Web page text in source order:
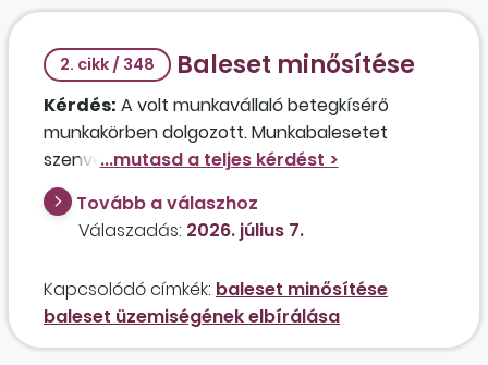
2. cikk / 348 Baleset minősítése
Kérdés: A volt munkavállaló betegkísérő
munkakörben dolgozott. Munkabalesetet
szenvedett egy beteg megemelésekor. Az
egészségkárosodás
balesetet a foglalkoztató utólag jelentette be,
ezt követően értesült a kifizetőhely a
elismerésre került. A háziorvos „8”-as
keresőképtelenségi kóddal állította ki az
igazolásokat, közben a munkavállaló orvost
Tovább a válaszhoz
Válaszadás: 2026. július 7.
Kapcsolódó címkék: baleset minősítése
baleset üzemiségének elbírálása